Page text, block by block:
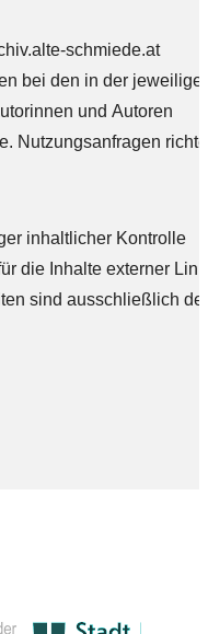
schmiede.at
bei den in der
und Autoren
Nutzungsanfragen
inhaltlicher Kontrolle
die Inhalte externer
sind ausschließlich